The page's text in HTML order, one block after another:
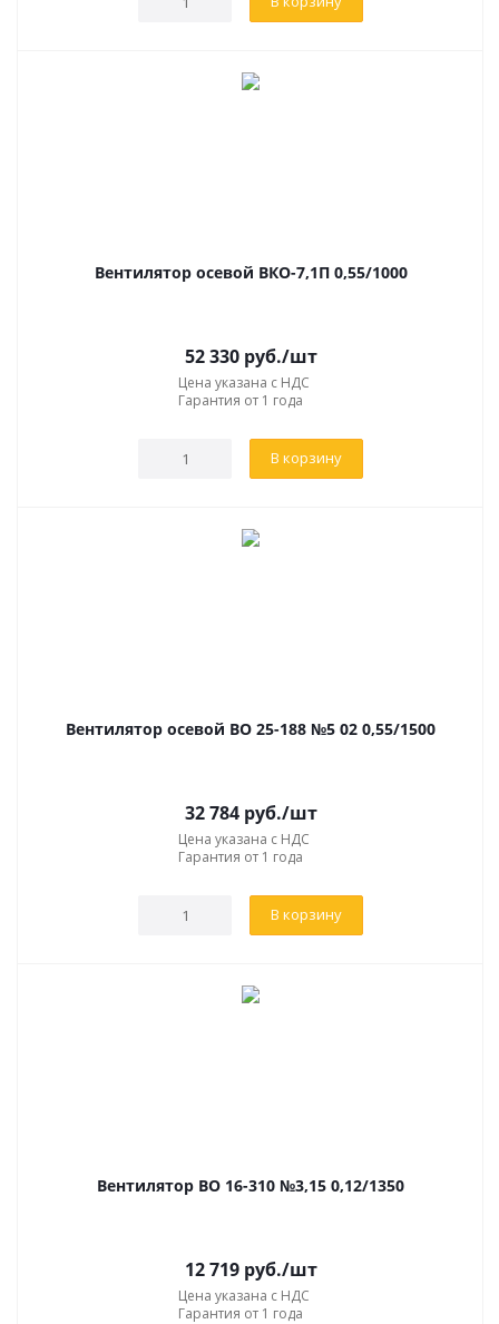
Вентилятор осевой ВКО-7,1П 0,55/1000
52 330руб./шт
Цена указана с НДС
Гарантия от 1 года
В корзину
Вентилятор осевой ВО 25-188 №5 02 0,55/1500
32 784руб./шт
Цена указана с НДС
Гарантия от 1 года
В корзину
Вентилятор ВО 16-310 №3,15 0,12/1350
12 719руб./шт
Цена указана с НДС
Гарантия от 1 года